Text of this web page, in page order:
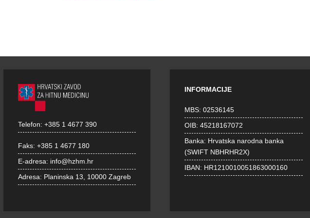
Telefon: +385 1 4677 390
Faks: +385 1 4677 180
E-adresa: info@hzhm.hr
Adresa: Planinska 13, 10000 Zagreb
INFORMACIJE
MBS: 02536145
OIB: 45218167072
Banka: Hrvatska narodna banka
(SWIFT NBHRHR2X)
IBAN: HR1210010051863000160